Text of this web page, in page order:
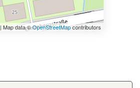
| Map data ©OpenStreetMapcontributors